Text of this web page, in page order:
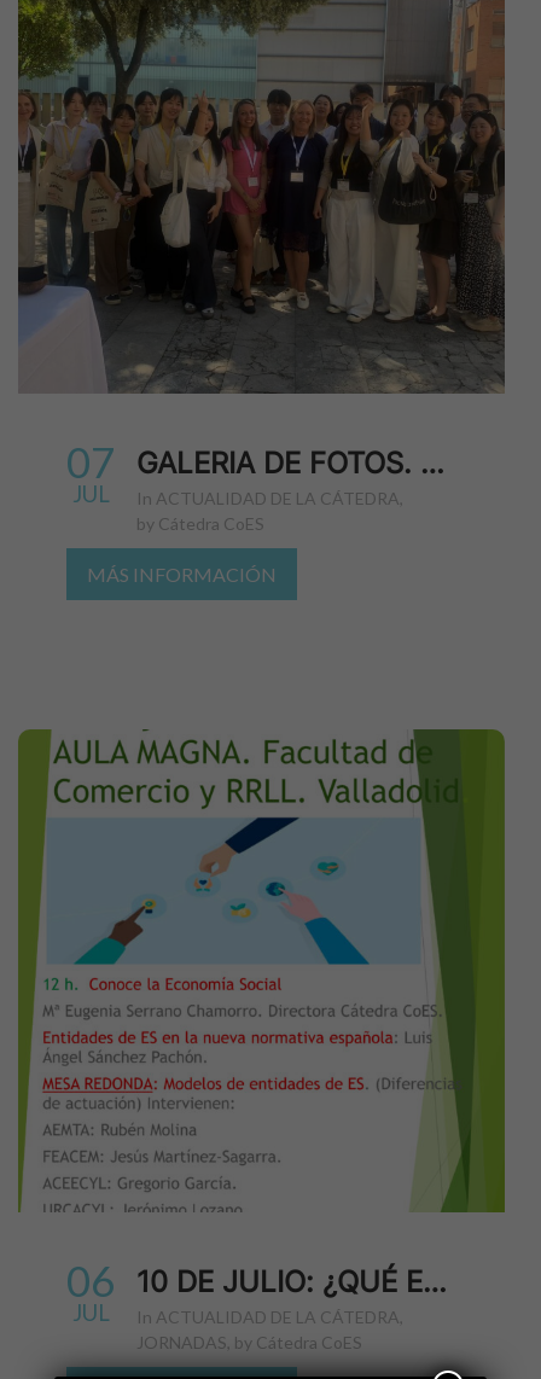
07
JUL
GALERIA DE FOTOS. LEARNING JOURNEY UVA
in ACTUALIDAD DE LA CÁTEDRA
by Cátedra CoES
MÁS INFORMACIÓN
06
JUL
10 DE JULIO: ¿QUÉ ES LA ECONOMÍA SOCIAL? UNA JORNADA PARA DESCUBRIR MODELOS EMPRESARIALES CON IMPACTO SOCIAL
in ACTUALIDAD DE LA CÁTEDRA
JORNADAS by Cátedra CoES